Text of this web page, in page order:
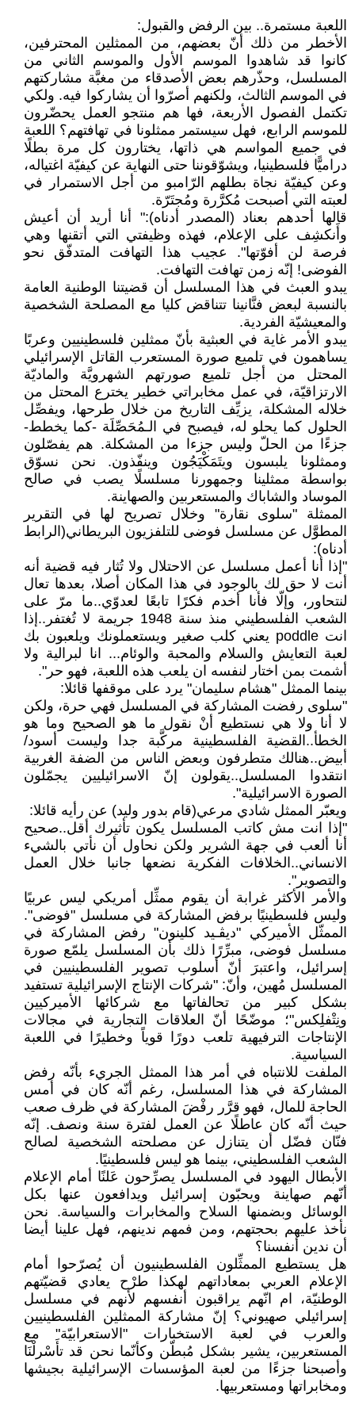
اللعبة مستمرة.. بين الرفض والقبول:
الأخطر من ذلك أنّ بعضهم، من الممثلين المحترفين،
كانوا قد شاهدوا الموسم الأول والموسم الثاني من
المسلسل، وحذّرهم بعض الأصدقاء من مغبَّة مشاركتهم
في الموسم الثالث، ولكنهم أصرّوا أن يشاركوا فيه. ولكي
تكتمل الفصول الأربعة، فها هم منتجو العمل يحضّرون
للموسم الرابع، فهل سيستمر ممثلونا في تهافتهم؟ اللعبة
في جميع المواسم هي ذاتها، يختارون كل مرة بطلًا
دراميًّا فلسطينيا، ويشوّقوننا حتى النهاية عن كيفيّة اغتياله،
وعن كيفيّة نجاة بطلهم الرّامبو من أجل الاستمرار في
لعبته التي أصبحت مُكرَّرة ومُجتَرّة.
قالها أحدهم بعناد (المصدر أدناه):" أنا أريد أن أعيش
وأَنكشِف على الإعلام، فهذه وظيفتي التي أتقنها وهي
فرصة لن أفوّتها". عجيب هذا التهافت المتدفّق نحو
الفوضى! إنّه زمن تهافت التهافت.
يبدو العبث في هذا المسلسل أن قضيتنا الوطنية العامة
بالنسبة لبعض فنَّانينا تتناقض كليا مع المصلحة الشخصية
والمعيشيّة الفردية.
يبدو الأمر غاية في العبثية بأنّ ممثلين فلسطينيين وعربًا
يساهمون في تلميع صورة المستعرب القاتل الإسرائيلي
المحتل من أجل تلميع صورتهم الشهرويَّة والماديّة
الارتزاقيّة، في عمل مخابراتي خطير يخترع المحتل من
خلاله المشكلة، يزيِّف التاريخ من خلال طرحها، ويفصِّل
الحلول كما يحلو له، فيصبح في الـمُحَصِّلَة -كما يخطط-
جزءًا من الحلّ وليس جزءا من المشكلة. هم يفصّلون
وممثلونا يلبسون ويتَمَكْيَجُون وينفّذون. نحن نسوّق
بواسطة ممثلينا وجمهورنا مسلسلًا يصب في صالح
الموساد والشاباك والمستعربين والصهاينة.
الممثلة "سلوى نقارة" وخلال تصريح لها في التقرير
المطوَّل عن مسلسل فوضى للتلفزيون البريطاني(الرابط
أدناه):
"إذا أنا أعمل مسلسل عن الاحتلال ولا تُثار فيه قضية أنه
أنت لا حق لك بالوجود في هذا المكان أصلا، بعدها تعال
لنتحاور، وإلّا فأنا أخدم فكرًا تابعًا لعدوّي..ما مرّ على
الشعب الفلسطيني منذ سنة 1948 جريمة لا تُغتفر..إذا
انت poddle يعني كلب صغير ويستعملونك ويلعبون بك
لعبة التعايش والسلام والمحبة والوئام... انا لبرالية ولا
أشمت بمن اختار لنفسه ان يلعب هذه اللعبة، فهو حر".
بينما الممثل "هشام سليمان" يرد على موقفها قائلا:
"سلوى رفضت المشاركة في المسلسل فهي حرة، ولكن
لا أنا ولا هي نستطيع أنْ نقول ما هو الصحيح وما هو
الخطأ..القضية الفلسطينية مركَّبة جدا وليست أسود/
أبيض..هنالك متطرفون وبعض الناس من الضفة الغربية
انتقدوا المسلسل..يقولون إنّ الاسرائيليين يجمّلون
الصورة الاسرائيلية".
ويعبّر الممثل شادي مرعي(قام بدور وليد) عن رأيه قائلا:
"إذا انت مش كاتب المسلسل يكون تأثيرك أقل..صحيح
أنا ألعب في جهة الشرير ولكن نحاول أن نأتي بالشيء
الانساني..الخلافات الفكرية نضعها جانبا خلال العمل
والتصوير".
والأمر الأكثر غرابة أن يقوم ممثِّل أمريكي ليس عربيًا
وليس فلسطينيًا برفض المشاركة في مسلسل "فوضى".
الممثّل الأميركي "ديڤـيد كلينون" رفض المشاركة في
مسلسل فوضى، مبرِّرًا ذلك بأن المسلسل يلمّع صورة
إسرائيل، واعتبرَ أنّ أسلوب تصوير الفلسطينيين في
المسلسل مُهين، وأنّ: "شركات الإنتاج الإسرائيلية تستفيد
بشكل كبير من تحالفاتها مع شركائها الأميركيين
ونِتْفلِكس"؛ موضّحًا أنّ العلاقات التجارية في مجالات
الإنتاجات الترفيهية تلعب دورًا قوياً وخطيرًا في اللعبة
السياسية.
الملفت للانتباه في أمر هذا الممثل الجريء بأنّه رفض
المشاركة في هذا المسلسل، رغم أنّه كان في أمس
الحاجة للمال، فهو قرَّر رفْضَ المشاركة في ظرف صعب
حيث أنّه كان عاطلًا عن العمل لفترة سنة ونصف. إنّه
فنّان فضّل أن يتنازل عن مصلحته الشخصية لصالح
الشعب الفلسطيني، بينما هو ليس فلسطينيًا.
الأبطال اليهود في المسلسل يصرِّحون عَلنًا أمام الإعلام
أنّهم صهاينة ويحبّون إسرائيل ويدافعون عنها بكل
الوسائل وبضمنها السلاح والمخابرات والسياسة. نحن
نأخذ عليهم بحجتهم، ومن فمهم ندينهم، فهل علينا أيضا
أن ندين أنفسنا؟
هل يستطيع الممثِّلون الفلسطينيون أن يُصرّحوا أمام
الإعلام العربي بمعاداتهم لهكذا طرْح يعادي قضيّتهم
الوطنيّة، ام انّهم يراقبون أنفسهم لأنهم في مسلسل
إسرائيلي صهيوني؟ إنّ مشاركة الممثلين الفلسطينيين
والعرب في لعبة الاستخبارات "الاستعرابيّة" مع
المستعربين، يشير بشكل مُبطّن وكأنّما نحن قد تأَسْرلْنَا
وأصبحنا جزءًا من لعبة المؤسسات الإسرائيلية بجيشها
ومخابراتها ومستعربيها.